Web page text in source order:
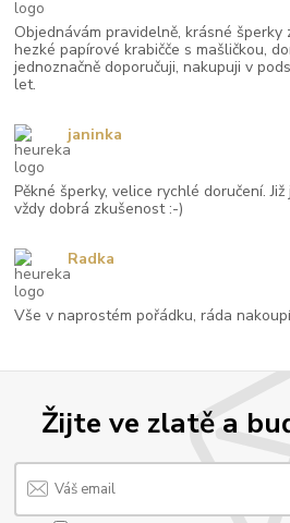
Žijte ve zlatě a
Objednávám pravidelně, krásné šperky
hezké papírové krabičče s mašličkou,
jednoznačně doporučuji, nakupuji v
let.
Pěkné šperky, velice rychlé doručení.
vždy dobrá zkušenost :-)
janinka
Vše v naprostém pořádku, ráda
Radka